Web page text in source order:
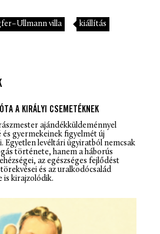
villa kiállítás
A KIRÁLYI CSEMETÉKNEK
ajándékküldeménnyel
gyermekeinek figyelmét új
Egyetlen levéltári ügyiratból nemcsak
története, hanem a háborús
az egészséges fejlődést
és az uralkodócsalád
is kirajzolódik.